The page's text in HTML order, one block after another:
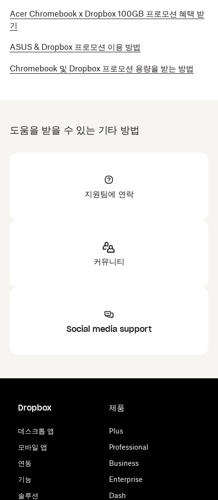
Acer Chromebook x Dropbox 100GB 프로모션 혜택 받
기
ASUS & Dropbox 프로모션 이용 방법
Chromebook 및 Dropbox 프로모션 용량을 받는 방법
도움을 받을 수 있는 기타 방법
지원팀에 연락
커뮤니티
Social media support
Dropbox
데스크톱 앱
모바일 앱
연동
기능
솔루션
제품
Plus
Professional
Business
Enterprise
Dash